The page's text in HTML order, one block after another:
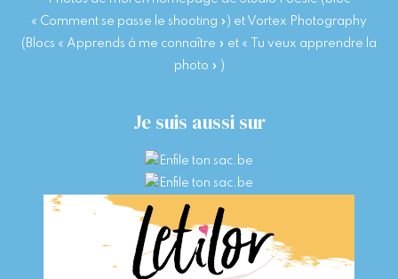
« Comment se passe le shooting ») et Vortex Photography
(Blocs « Apprends à me connaître » et « Tu veux apprendre la
photo » )
Je suis aussi sur